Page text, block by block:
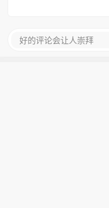
好的评论会让人崇拜